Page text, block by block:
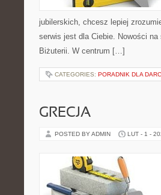
jubilerskich, chcesz lepiej
serwis jest dla Ciebie. Nowości
Biżuterii. W centrum […]
CATEGORIES: PORADNIK DLA
GRECJA
POSTED BY ADMIN LUT - 1 -